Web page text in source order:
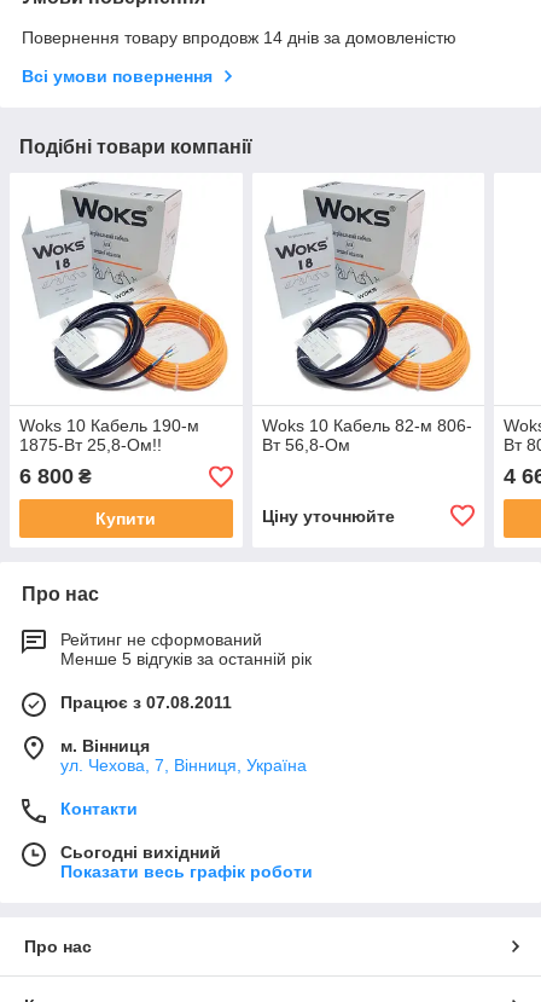
Повернення товару впродовж 14 днів за домовленістю
Всі умови повернення
Подібні товари компанії
Woks 10 Кабель 190-м
1875-Вт 25,8-Ом!!
6 800 ₴
Купити
Woks 10 Кабель 82-м 806-
Вт 56,8-Ом
Ціну уточнюйте
Вт
4
Про нас
Рейтинг не сформований
Менше 5 відгуків за останній рік
Працює з 07.08.2011
м. Вінниця
ул. Чехова, 7, Вінниця, Україна
Контакти
Сьогодні вихідний
Показати весь графік роботи
Про нас